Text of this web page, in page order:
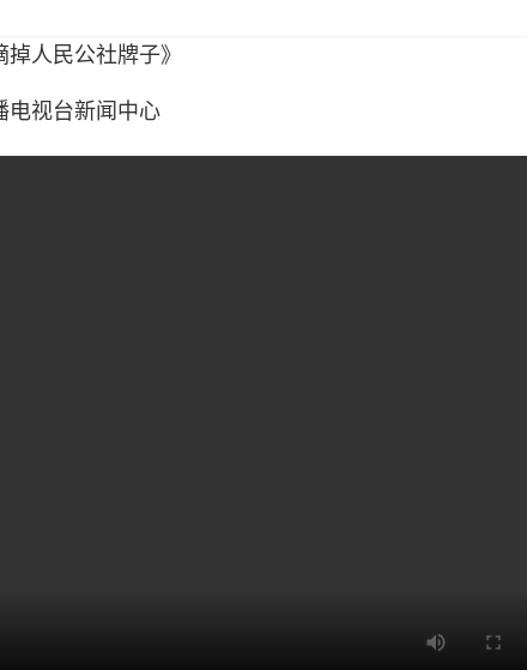
人民公社牌子》
电视台新闻中心